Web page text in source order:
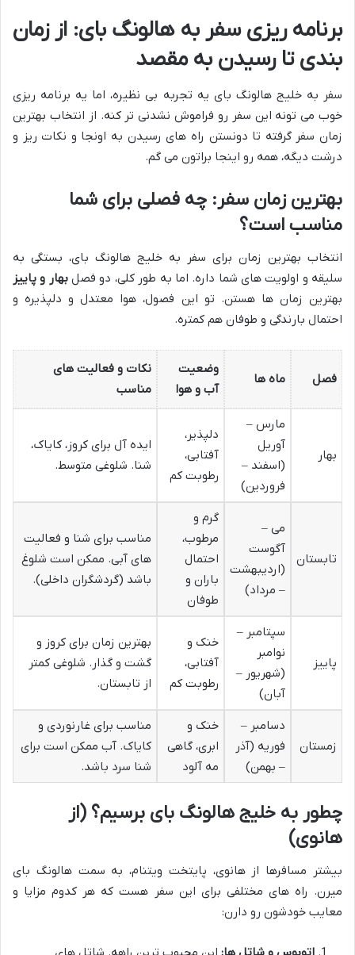
برنامه ریزی سفر به هالونگ بای: از زمان
بندی تا رسیدن به مقصد
سفر به خلیج هالونگ بای یه تجربه بی نظیره، اما یه برنامه ریزی
خوب می تونه این سفر رو فراموش نشدنی تر کنه. از انتخاب بهترین
زمان سفر گرفته تا دونستن راه های رسیدن به اونجا و نکات ریز و
درشت دیگه، همه رو اینجا براتون می گم.
بهترین زمان سفر: چه فصلی برای شما
مناسب است؟
انتخاب بهترین زمان برای سفر به خلیج هالونگ بای، بستگی به
سلیقه و اولویت های شما داره. اما به طور کلی، دو فصلبهار و پاییز
بهترین زمان ها هستن. تو این فصول، هوا معتدل و دلپذیره و
احتمال بارندگی و طوفان هم کمتره.
فصل ماه ها
وضعیت
آب و هوا
نکات و فعالیت های
مناسب
بهار
مارس –
آوریل
(اسفند –
فروردین)
دلپذیر،
آفتابی،
رطوبت کم
ایده آل برای کروز، کایاک،
شنا. شلوغی متوسط.
تابستان
می –
آگوست
(اردیبهشت
– مرداد)
گرم و
مرطوب،
احتمال
باران و
طوفان
مناسب برای شنا و فعالیت
های آبی. ممکن است شلوغ
باشد (گردشگران داخلی).
پاییز
سپتامبر –
نوامبر
(شهریور –
آبان)
خنک و
آفتابی،
رطوبت کم
بهترین زمان برای کروز و
گشت و گذار. شلوغی کمتر
از تابستان.
زمستان
دسامبر –
فوریه (آذر
– بهمن)
خنک و
ابری، گاهی
مه آلود
مناسب برای غارنوردی و
کایاک. آب ممکن است برای
شنا سرد باشد.
چطور به خلیج هالونگ بای برسیم؟ (از
هانوی)
بیشتر مسافرها از هانوی، پایتخت ویتنام، به سمت هالونگ بای
میرن. راه های مختلفی برای این سفر هست که هر کدوم مزایا و
معایب خودشون رو دارن: